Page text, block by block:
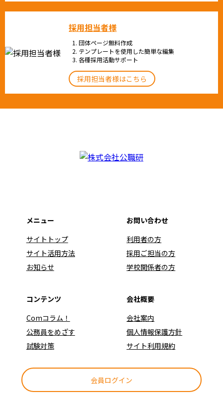
採用担当者様
団体ページ無料作成
テンプレートを使用した簡単な編集
各種採用活動サポート
採用担当者様はこちら
メニュー
サイトトップ
サイト活用方法
お知らせ
お問い合わせ
利用者の方
採用ご担当の方
学校関係者の方
コンテンツ
Comコラム！
公務員をめざす
試験対策
会社概要
会社案内
個人情報保護方針
サイト利用規約
会員ログイン